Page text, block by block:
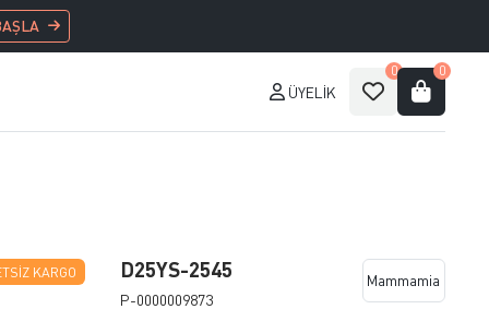
ÜYELIK
0 0
KARGO D25YS-2545
P-0000009873
Mammamia